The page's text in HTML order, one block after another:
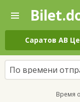
—
Поиск
и
покупка
билетов
на
автобус
онлайн
По времени
Время